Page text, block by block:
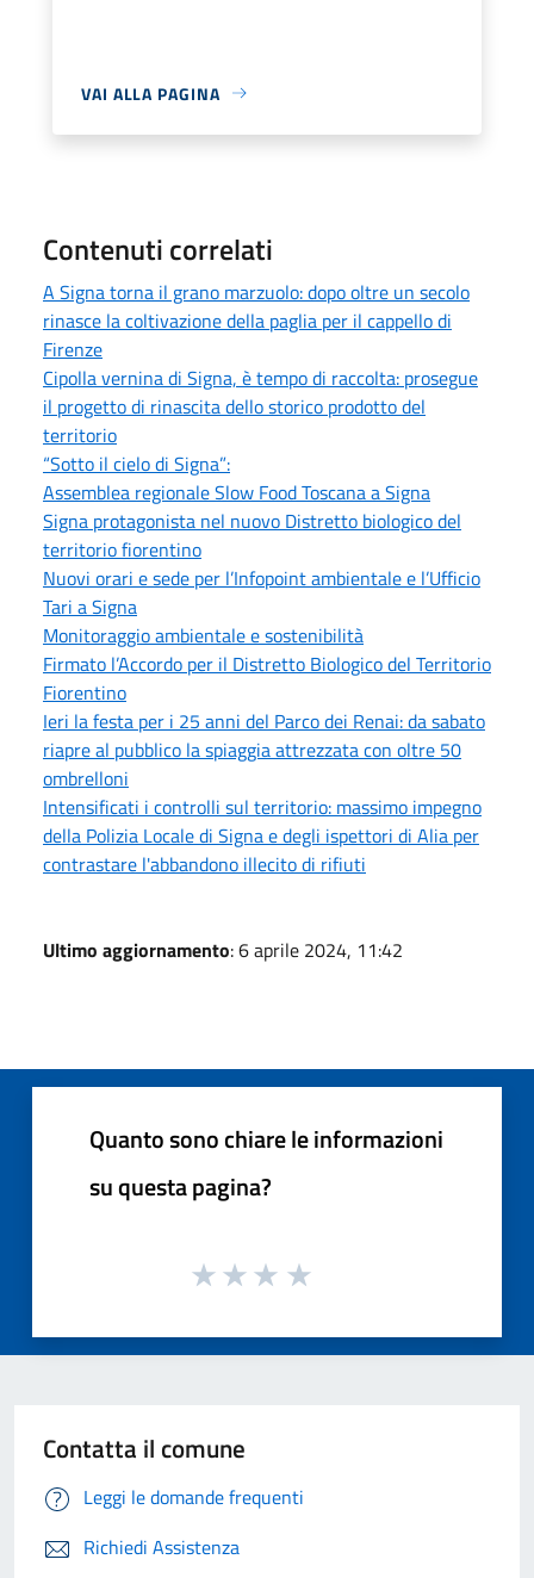
VAI ALLA PAGINA
Contenuti correlati
A Signa torna il grano marzuolo: dopo oltre un secolo
rinasce la coltivazione della paglia per il cappello di
Firenze
Cipolla vernina di Signa, è tempo di raccolta: prosegue
il progetto di rinascita dello storico prodotto del
territorio
“Sotto il cielo di Signa”:
Assemblea regionale Slow Food Toscana a Signa
Signa protagonista nel nuovo Distretto biologico del
territorio fiorentino
Nuovi orari e sede per l’Infopoint ambientale e l’Ufficio
Tari a Signa
Monitoraggio ambientale e sostenibilità
Firmato l’Accordo per il Distretto Biologico del Territorio
Fiorentino
Ieri la festa per i 25 anni del Parco dei Renai: da sabato
riapre al pubblico la spiaggia attrezzata con oltre 50
ombrelloni
Intensificati i controlli sul territorio: massimo impegno
della Polizia Locale di Signa e degli ispettori di Alia per
contrastare l'abbandono illecito di rifiuti
Ultimo aggiornamento: 6 aprile 2024, 11:42
Quanto sono chiare le informazioni
su questa pagina?
Contatta il comune
Leggi le domande frequenti
Richiedi Assistenza